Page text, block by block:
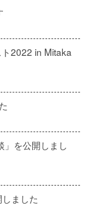
2022 in Mitaka
」を公開しまし
ました